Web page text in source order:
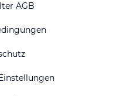
AGB